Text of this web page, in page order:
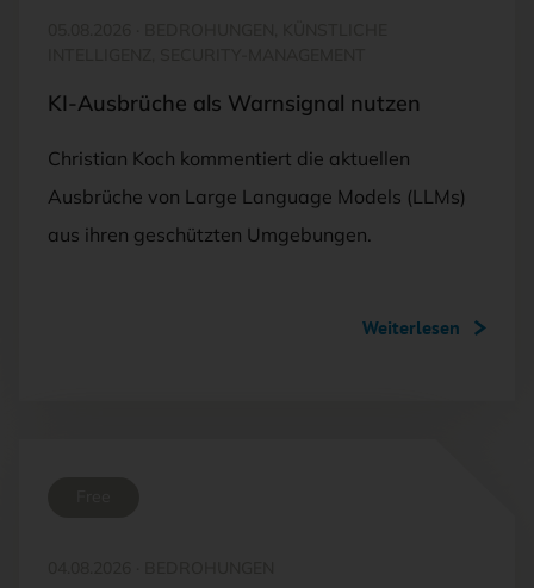
KI-Ausbrüche als Warnsignal nutzen
Christian Koch kommentiert die aktuellen
Ausbrüche von Large Language Models (LLMs)
aus ihren geschützten Umgebungen.
Weiterlesen